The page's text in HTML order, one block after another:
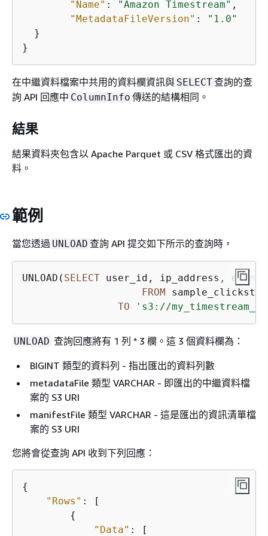
"Name" : "Amazon Timestream" ,
"MetadataFileVersion" :
"1.0"
  }
}
在中繼資料檔案中共用的資料欄資訊與 SELECT 查詢的查
詢 API 回應中 ColumnInfo 傳送的結構相同。
結果
結果資料夾包含以 Apache Parquet 或 CSV 格式匯出的資
料。
範例
當您透過 UNLOAD 查詢 API 提交如下所示的查詢時，
UNLOAD( SELECT user_id, ip_address, event,
FROM
TO
's3://
UNLOAD 查詢回應將有 1 列 * 3 欄。這 3 個資料欄為：
BIGINT 類型的資料列 - 指出匯出的資料列數
metadataFile 類型 VARCHAR - 即匯出的中繼資料檔
案的 S3 URI
manifestFile 類型 VARCHAR - 這是匯出的資訊清單檔
案的 S3 URI
您將會從查詢 API 收到下列回應：
{
"Rows" : [
{
"Data" : [